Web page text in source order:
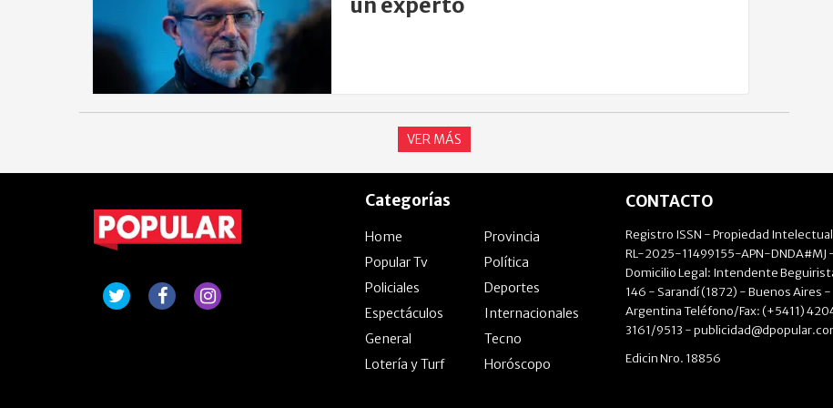
VER MÁS
Categorías
Home
Provincia
Popular Tv
Política
Policiales
Deportes
Espectáculos
Internacionales
General
Tecno
Lotería y Turf
Horóscopo
CONTACTO
Registro ISSN - Propiedad
RL-2025-11499155-APN-DNDA#MJ
Domicilio Legal: Intendente
146 - Sarandí (1872) - Buenos Aires -
Argentina Teléfono/Fax: (+5411)
3161/9513 -
Edicin Nro. 18856